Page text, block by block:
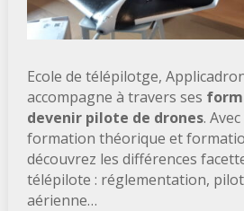
Ecole de télépilotge,
accompagne à travers ses
devenir pilote de drones.
formation théorique et
découvrez les différences
télépilote : réglementation,
aérienne…